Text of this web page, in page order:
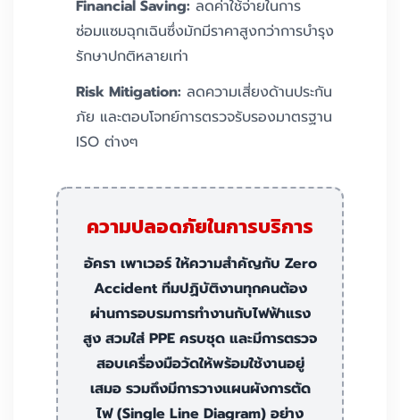
Financial Saving: ลดค่าใช้จ่ายในการ
ซ่อมแซมฉุกเฉินซึ่งมักมีราคาสูงกว่าการบำรุง
รักษาปกติหลายเท่า
Risk Mitigation: ลดความเสี่ยงด้านประกัน
ภัย และตอบโจทย์การตรวจรับรองมาตรฐาน
ISO ต่างๆ
ความปลอดภัยในการบริการ
อัครา เพาเวอร์ ให้ความสำคัญกับ Zero
Accident ทีมปฏิบัติงานทุกคนต้อง
ผ่านการอบรมการทำงานกับไฟฟ้าแรง
สูง สวมใส่ PPE ครบชุด และมีการตรวจ
สอบเครื่องมือวัดให้พร้อมใช้งานอยู่
เสมอ รวมถึงมีการวางแผนผังการตัด
ไฟ (Single Line Diagram) อย่าง